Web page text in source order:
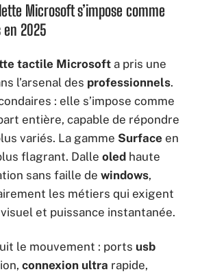
Microsoft s’impose comme
en 2025
tactile Microsoft a pris une
l’arsenal des professionnels.
: elle s’impose comme
entière, capable de répondre
variés. La gamme Surface en
flagrant. Dalle oled haute
sans faille de windows,
les métiers qui exigent
et puissance instantanée.
le mouvement : ports usb
connexion ultra rapide,